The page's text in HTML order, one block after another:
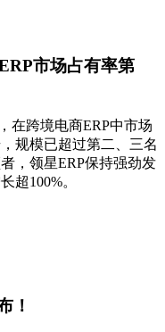
市场占有率第
在跨境电商ERP中市场
规模已超过第二、三名
，领星ERP保持强劲发
超100%。
！